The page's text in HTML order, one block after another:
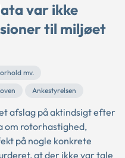
var ikke
til miljøet
mv.
Ankestyrelsen
afslag på aktindsigt efter
om rotorhastighed,
på nogle konkrete
at der ikke var tale